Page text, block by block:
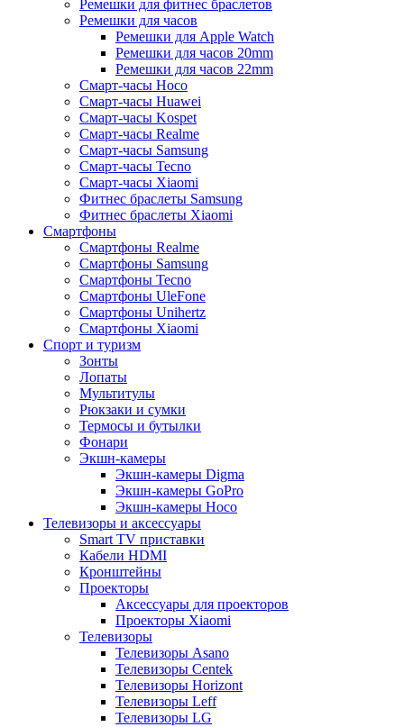
Ремешки для фитнес браслетов
Ремешки для часов
Ремешки для Apple Watch
Ремешки для часов 20mm
Ремешки для часов 22mm
Смарт-часы Hoco
Смарт-часы Huawei
Смарт-часы Kospet
Смарт-часы Realme
Смарт-часы Samsung
Смарт-часы Tecno
Смарт-часы Xiaomi
Фитнес браслеты Samsung
Фитнес браслеты Xiaomi
Смартфоны
Смартфоны Realme
Смартфоны Samsung
Смартфоны Tecno
Смартфоны UleFone
Смартфоны Unihertz
Смартфоны Xiaomi
Спорт и туризм
Зонты
Лопаты
Мультитулы
Рюкзаки и сумки
Термосы и бутылки
Фонари
Экшн-камеры
Экшн-камеры Digma
Экшн-камеры GoPro
Экшн-камеры Hoco
Телевизоры и аксессуары
Smart TV приставки
Кабели HDMI
Кронштейны
Проекторы
Аксессуары для проекторов
Проекторы Xiaomi
Телевизоры
Телевизоры Asano
Телевизоры Centek
Телевизоры Horizont
Телевизоры Leff
Телевизоры LG